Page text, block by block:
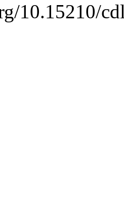
10.15210/